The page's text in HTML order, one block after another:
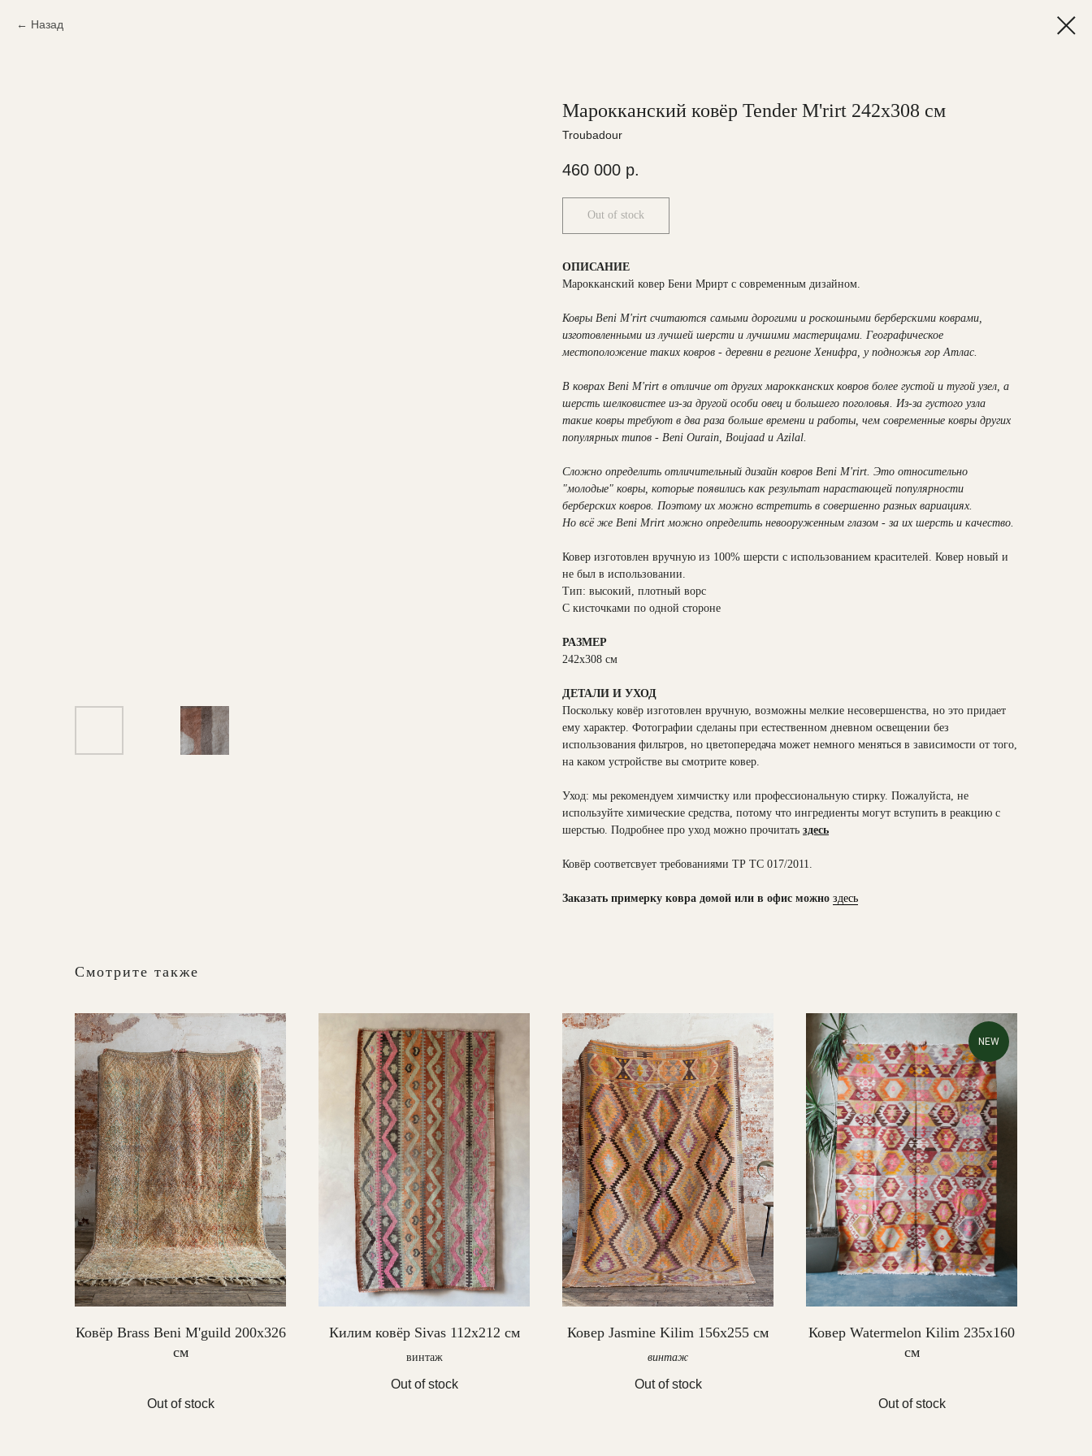
Назад
Марокканский ковёр Tender M'rirt 242х308 см
Troubadour
460 000 р.
Out of stock
ОПИСАНИЕ
Марокканский ковер Бени Мрирт с современным дизайном.
Ковры Beni M'rirt считаются самыми дорогими и роскошными берберскими коврами,
изготовленными из лучшей шерсти и лучшими мастерицами. Географическое
местоположение таких ковров - деревни в регионе Хенифра, у подножья гор Атлас.
В коврах Beni M'rirt в отличие от других марокканских ковров более густой и тугой узел, а
шерсть шелковистее из-за другой особи овец и большего поголовья. Из-за густого узла
такие ковры требуют в два раза больше времени и работы, чем современные ковры других
популярных типов - Beni Ourain, Boujaad и Azilal.
Сложно определить отличительный дизайн ковров Beni M'rirt. Это относительно
"молодые" ковры, которые появились как результат нарастающей популярности
берберских ковров. Поэтому их можно встретить в совершенно разных вариациях.
Но всё же Beni Mrirt можно определить невооруженным глазом - за их шерсть и качество.
Ковер изготовлен вручную из 100% шерсти с использованием красителей. Ковер новый и
не был в использовании.
Тип: высокий, плотный ворс
С кисточками по одной стороне
РАЗМЕР
242x308 см
ДЕТАЛИ И УХОД
Поскольку ковёр изготовлен вручную, возможны мелкие несовершенства, но это придает
ему характер. Фотографии сделаны при естественном дневном освещении без
использования фильтров, но цветопередача может немного меняться в зависимости от того,
на каком устройстве вы смотрите ковер.
Уход: мы рекомендуем химчистку или профессиональную стирку. Пожалуйста, не
используйте химические средства, потому что ингредиенты могут вступить в реакцию с
шерстью. Подробнее про уход можно прочитать здесь
Ковёр соответсвует требованиями ТР ТС 017/2011.
Заказать примерку ковра домой или в офис можно здесь
Смотрите также
Ковёр Brass Beni M'guild 200х326
см
Out of stock
Килим ковёр Sivas 112х212 см
винтаж
Out of stock
Ковер Jasmine Kilim 156х255 см
винтаж
Out of stock
NEW
Ковер Watermelon Kilim 235х160
см
Out of stock